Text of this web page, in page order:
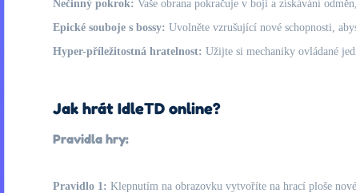
Nečinný pokrok: Vaše obrana pokračuje v boji a získávání
Epické souboje s bossy: Uvolněte vzrušující nové schopnosti,
Hyper-příležitostná hratelnost: Užijte si mechaniky ovládané
Jak hrát IdleTD online?
Pravidla hry:
Pravidlo 1: Klepnutím na obrazovku vytvoříte na hrací ploše